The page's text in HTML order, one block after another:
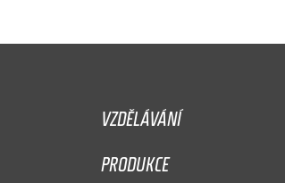
VZDĚLÁVÁNÍ
PRODUKCE